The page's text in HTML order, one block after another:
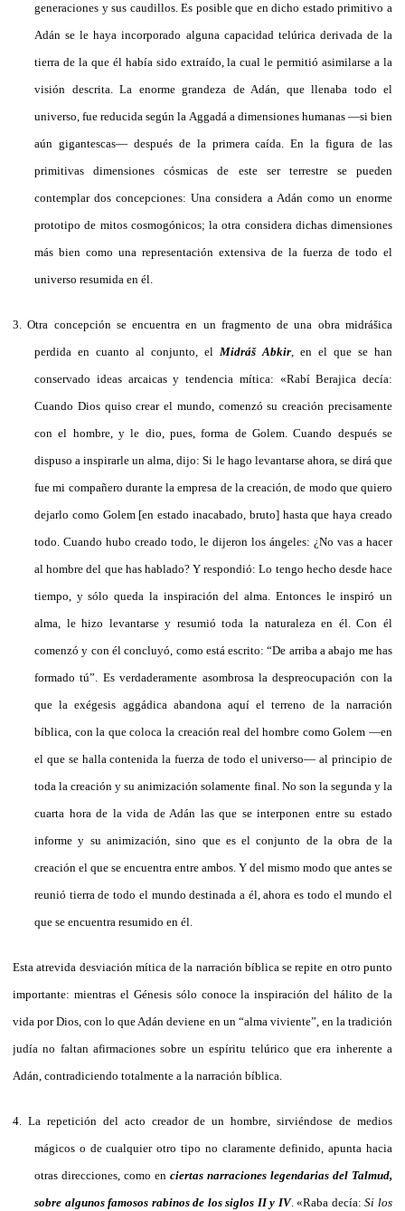
generaciones y sus caudillos. Es posible que en dicho estado primitivo a
Adán se le haya incorporado alguna capacidad telúrica derivada de la
tierra de la que él había sido extraído, la cual le permitió asimilarse a la
visión descrita. La enorme grandeza de Adán, que llenaba todo el
universo, fue reducida según la Aggadá a dimensiones humanas —si bien
aún gigantescas— después de la primera caída. En la figura de las
primitivas dimensiones cósmicas de este ser terrestre se pueden
contemplar dos concepciones: Una considera a Adán como un enorme
prototipo de mitos cosmogónicos; la otra considera dichas dimensiones
más bien como una representación extensiva de la fuerza de todo el
universo resumida en él.
3. Otra concepción se encuentra en un fragmento de una obra midrášica
perdida en cuanto al conjunto, el Midráš Abkir, en el que se han
conservado ideas arcaicas y tendencia mítica: «Rabí Berajica decía:
Cuando Dios quiso crear el mundo, comenzó su creación precisamente
con el hombre, y le dio, pues, forma de Golem. Cuando después se
dispuso a inspirarle un alma, dijo: Si le hago levantarse ahora, se dirá que
fue mi compañero durante la empresa de la creación, de modo que quiero
dejarlo como Golem [en estado inacabado, bruto] hasta que haya creado
todo. Cuando hubo creado todo, le dijeron los ángeles: ¿No vas a hacer
al hombre del que has hablado? Y respondió: Lo tengo hecho desde hace
tiempo, y sólo queda la inspiración del alma. Entonces le inspiró un
alma, le hizo levantarse y resumió toda la naturaleza en él. Con él
comenzó y con él concluyó, como está escrito: “De arriba a abajo me has
formado tú”. Es verdaderamente asombrosa la despreocupación con la
que la exégesis aggádica abandona aquí el terreno de la narración
bíblica, con la que coloca la creación real del hombre como Golem —en
el que se halla contenida la fuerza de todo el universo— al principio de
toda la creación y su animización solamente final. No son la segunda y la
cuarta hora de la vida de Adán las que se interponen entre su estado
informe y su animización, sino que es el conjunto de la obra de la
creación el que se encuentra entre ambos. Y del mismo modo que antes se
reunió tierra de todo el mundo destinada a él, ahora es todo el mundo el
que se encuentra resumido en él.
Esta atrevida desviación mítica de la narración bíblica se repite en otro punto
importante: mientras el Génesis sólo conoce la inspiración del hálito de la
vida por Dios, con lo que Adán deviene en un “alma viviente”, en la tradición
judía no faltan afirmaciones sobre un espíritu telúrico que era inherente a
Adán, contradiciendo totalmente a la narración bíblica.
4. La repetición del acto creador de un hombre, sirviéndose de medios
mágicos o de cualquier otro tipo no claramente definido, apunta hacia
otras direcciones, como en ciertas narraciones legendarias del Talmud,
sobre algunos famosos rabinos de los siglos II y IV. «Raba decía:Si los